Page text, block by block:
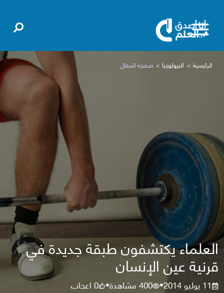
الرئيسية البيولوجيا صفحة المقال
العلماء يكتشفون طبقة جديدة في
قرنية عين الإنسان
11 يوليو 2014 •
400مشاهدة•
0اعجاب